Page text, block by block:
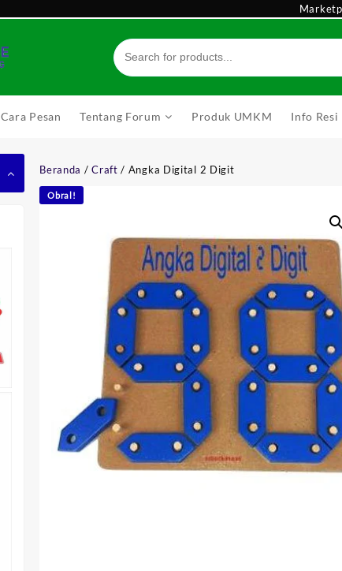
Cara Pesan Tentang Forum Produk UMKM Info Resi
Beranda /Craft / Angka Digital 2 Digit
Obral!